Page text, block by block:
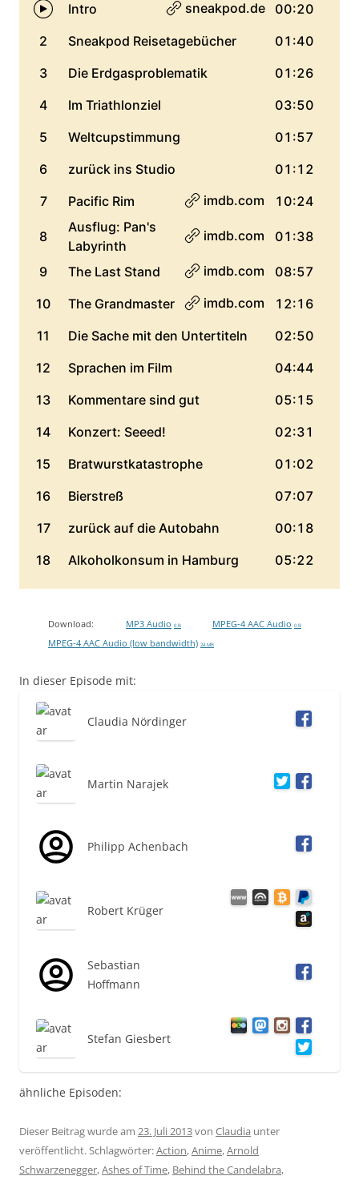
Download: MP3 Audio 0 B MPEG-4 AAC Audio 0 B
MPEG-4 AAC Audio (low bandwidth) 24 MB
In dieser Episode mit:
Claudia Nördinger
Martin Narajek
Philipp Achenbach
Robert Krüger
Sebastian
Hoffmann
Stefan Giesbert
ähnliche Episoden:
Dieser Beitrag wurde am 23. Juli 2013von Claudia unter
veröffentlicht. Schlagwörter:Action,Anime,Arnold
Schwarzenegger,Ashes of Time, Behind the Candelabra,